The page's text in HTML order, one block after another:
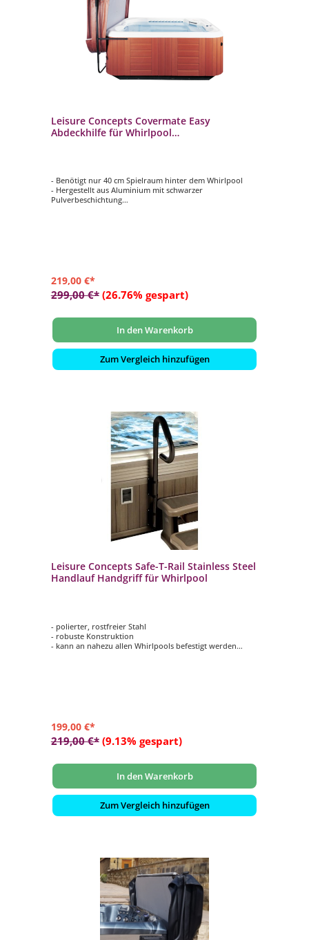
Leisure Concepts Covermate Easy
Abdeckhilfe für Whirlpool
- Benötigt nur 40 cm Spielraum hinter dem Whirlpool
- Hergestellt aus Aluminium mit schwarzer
Pulverbeschichtung
219,00 €*
299,00 €* (26.76% gespart)
In den Warenkorb
Zum Vergleich hinzufügen
Leisure Concepts Safe-T-Rail Stainless Steel
Handlauf Handgriff für Whirlpool
- polierter, rostfreier Stahl
- robuste Konstruktion
- kann an nahezu allen Whirlpools befestigt werden
199,00 €*
219,00 €* (9.13% gespart)
In den Warenkorb
Zum Vergleich hinzufügen